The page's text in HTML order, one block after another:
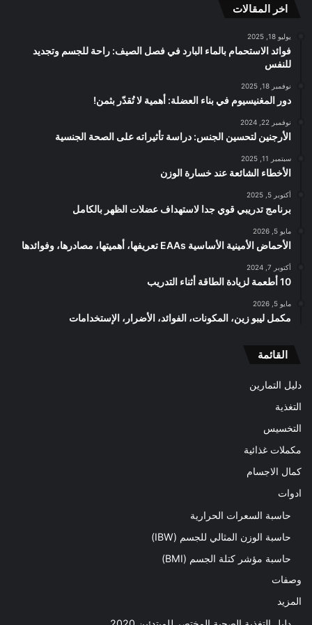
اخر المقالات
يوليو 18, 2025
فوائد الاستحمام بالماء البارد في فصل الصيف: راحة للجسم وتجديد
للنفس
نوفمبر 18, 2025
دور المغنيسيوم في بناء العضلة: أهمية لا تُقدّر بثمن!
نوفمبر 22, 2024
الأرجنين لتحسين الجنس: دراسة تأثيراته على الصحة الجنسية
سبتمبر 11, 2025
الأخطاء الشائعة عند خسارة الوزن
أكتوبر 5, 2025
برنامج تدريبي قوي جدا لاستهداف عضلات الظهر بالكامل
مايو 5, 2026
الأحماض الأمينية الأساسية EAAs تعريفها، أهميتها، مصادرها، وفوائدها
أكتوبر 7, 2024
10 أطعمة لزيادة الطاقة أثناء التدريب
مايو 5, 2026
مكمل ليبو زين، المكونات، الفوائد، الأضرار، الإستخدامات
القائمة
دليل التمارين
التغذية
التخسيس
مكملات غذائية
كمال الاجسام
ادوات
حاسبة السعرات الحرارية
حاسبة الوزن المثالي للجسم (IBW)
حاسبة مؤشر كتلة الجسم (BMI)
وصفات
المزيد